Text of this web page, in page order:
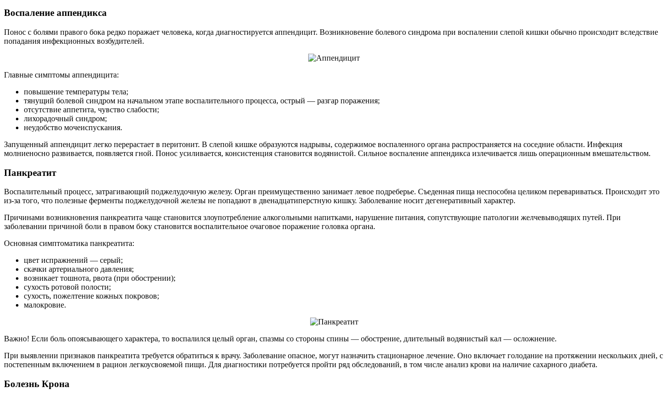
Воспаление аппендикса
Понос с болями правого бока редко поражает человека, когда диагностируется аппендицит. Возникновение болевого синдрома при воспалении слепой кишки обычно происходит вследствие
попадания инфекционных возбудителей.
Главные симптомы аппендицита:
повышение температуры тела;
тянущий болевой синдром на начальном этапе воспалительного процесса, острый — разгар поражения;
отсутствие аппетита, чувство слабости;
лихорадочный синдром;
неудобство мочеиспускания.
Запущенный аппендицит легко перерастает в перитонит. В слепой кишке образуются надрывы, содержимое воспаленного органа распространяется на соседние области. Инфекция
молниеносно развивается, появляется гной. Понос усиливается, консистенция становится водянистой. Сильное воспаление аппендикса излечивается лишь операционным вмешательством.
Панкреатит
Воспалительный процесс, затрагивающий поджелудочную железу. Орган преимущественно занимает левое подреберье. Съеденная пища неспособна целиком перевариваться. Происходит это
из-за того, что полезные ферменты поджелудочной железы не попадают в двенадцатиперстную кишку. Заболевание носит дегенеративный характер.
Причинами возникновения панкреатита чаще становится злоупотребление алкогольными напитками, нарушение питания, сопутствующие патологии желчевыводящих путей. При
заболевании причиной боли в правом боку становится воспалительное очаговое поражение головка органа.
Основная симптоматика панкреатита:
цвет испражнений — серый;
скачки артериального давления;
возникает тошнота, рвота (при обострении);
сухость ротовой полости;
сухость, пожелтение кожных покровов;
малокровие.
Важно! Если боль опоясывающего характера, то воспалился целый орган, спазмы со стороны спины — обострение, длительный водянистый кал — осложнение.
При выявлении признаков панкреатита требуется обратиться к врачу. Заболевание опасное, могут назначить стационарное лечение. Оно включает голодание на протяжении нескольких дней, с
постепенным включением в рацион легкоусвояемой пищи. Для диагностики потребуется пройти ряд обследований, в том числе анализ крови на наличие сахарного диабета.
Болезнь Крона